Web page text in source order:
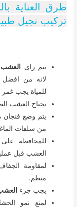
طرق العناية
تركيب نجيل
يتم راى العشب
لانه من افضل
للمياة يجب غمر
يحتاج العشب
يتم وضع فنجان
من سلفات
للمجافظة على
العشب قبل
لمقاومة
منظم.
يجب جزء
لمنع نمو